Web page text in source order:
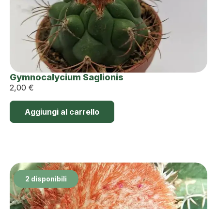
Gymnocalycium Saglionis
2,00 €
Aggiungi al carrello
2 disponibili